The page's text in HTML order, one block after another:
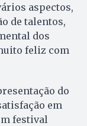
aspectos,
de talentos,
dos
feliz com
do
em
festival